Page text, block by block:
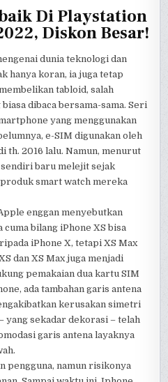
Di Playstation
Diskon Besar!
dunia teknologi dan
hanya koran, ia juga tetap
tabloid, salah
dibaca bersama-sama. Seri
yang menggunakan
e-SIM digunakan oleh
th. 2016 lalu. Namun, menurut
sendiri baru melejit sejak
smart watch mereka
enggan menyebutkan
bilang iPhone XS bisa
iPhone X, tetapi XS Max
dan XS Max juga menjadi
pemakaian dua kartu SIM
ada tambahan garis antena
kerusakan simetri
yang sekadar dekorasi – telah
garis antena layaknya
pengguna, namun risikonya